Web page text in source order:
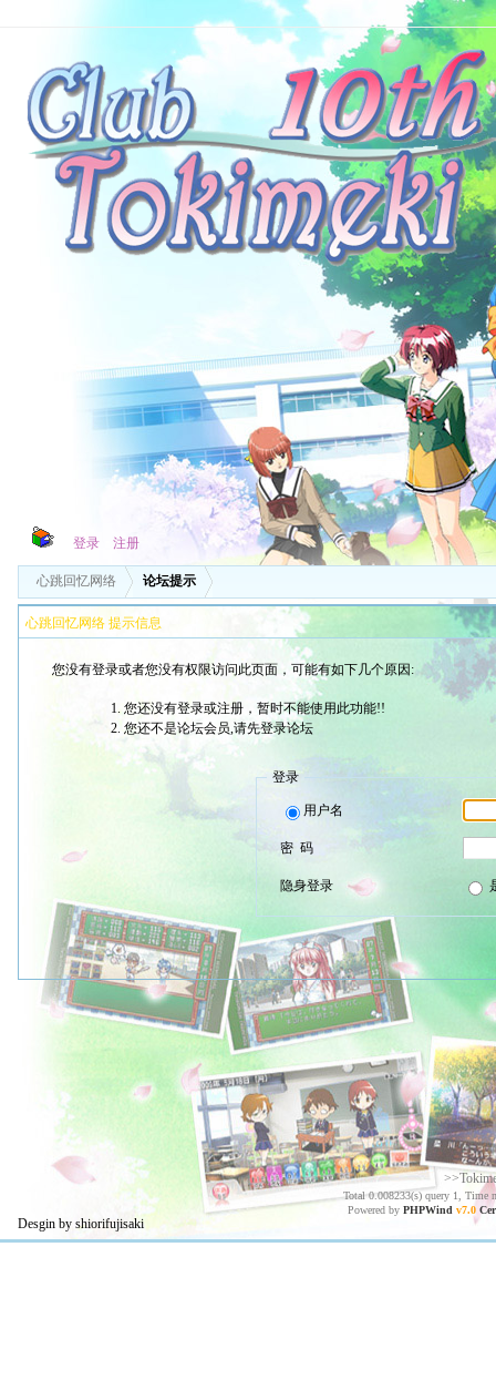
登录 注册
心跳回忆网络 论坛提示
心跳回忆网络 提示信息
您没有登录或者您没有权限访问此页面，可能有如下几个原因:
您还没有登录或注册，暂时不能使用此功能!!
您还不是论坛会员,请先登录论坛
登录
用户名
密 码
隐身登录
Total 0.008233(s) query 1, Time
Powered by PHPWind v7.0
Desgin by shiorifujisaki